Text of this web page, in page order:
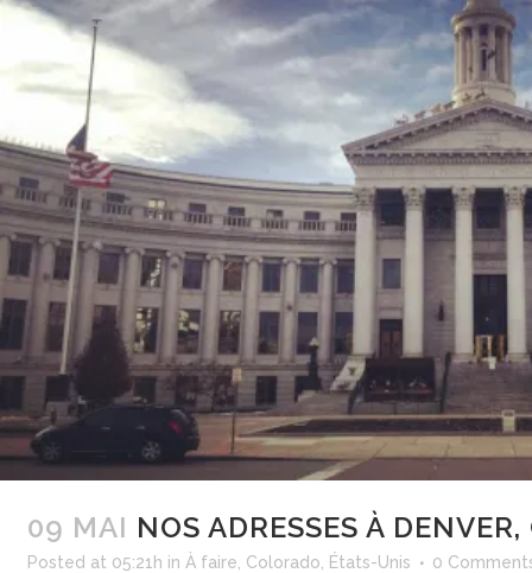
09 MAI NOS ADRESSES À DENVER,
Posted at 05:21h in À faire Colorado États-Unis 0